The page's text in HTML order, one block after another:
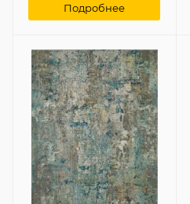
Подробнее